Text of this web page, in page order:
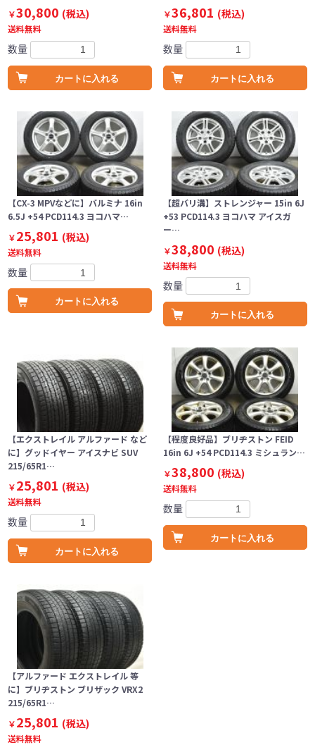
￥30,800 (税込)
送料無料
数量
カートに入れる
￥36,801 (税込)
送料無料
数量
カートに入れる
【CX-3 MPVなどに】バルミナ 16in
6.5J +54 PCD114.3 ヨコハマ…
￥25,801 (税込)
送料無料
数量
カートに入れる
【超バリ溝】ストレンジャー 15in 6J
+53 PCD114.3 ヨコハマ アイスガ
ー…
￥38,800 (税込)
送料無料
数量
カートに入れる
【エクストレイル アルファード など
に】グッドイヤー アイスナビ SUV
215/65R1…
￥25,801 (税込)
送料無料
数量
カートに入れる
【程度良好品】ブリヂストン FEID
16in 6J +54 PCD114.3 ミシュラン…
￥38,800 (税込)
送料無料
数量
カートに入れる
【アルファード エクストレイル 等
に】ブリヂストン ブリザック VRX2
215/65R1…
￥25,801 (税込)
送料無料